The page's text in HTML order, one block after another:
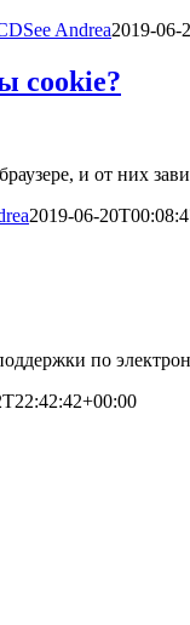
Andrea2019-06-
cookie?
и от них
2019-06-
по